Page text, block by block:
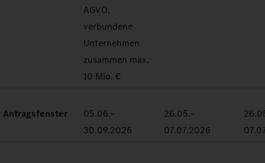
AGVO,
verbundene
Unternehmen
zusammen max.
10 Mio. €
Antragsfenster
05.06.–
30.09.2026
26.05.–
07.07.2026